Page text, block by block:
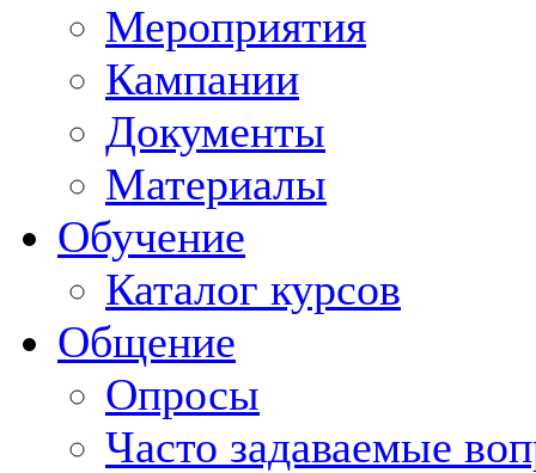
Мероприятия
Кампании
Документы
Материалы
Обучение
Каталог курсов
Общение
Опросы
Часто задаваемые